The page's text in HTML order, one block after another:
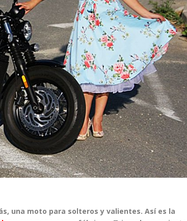
una moto para solteros y valientes. Así es la